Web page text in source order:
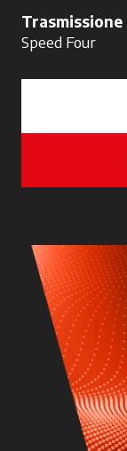
Trasmissione
Speed Four